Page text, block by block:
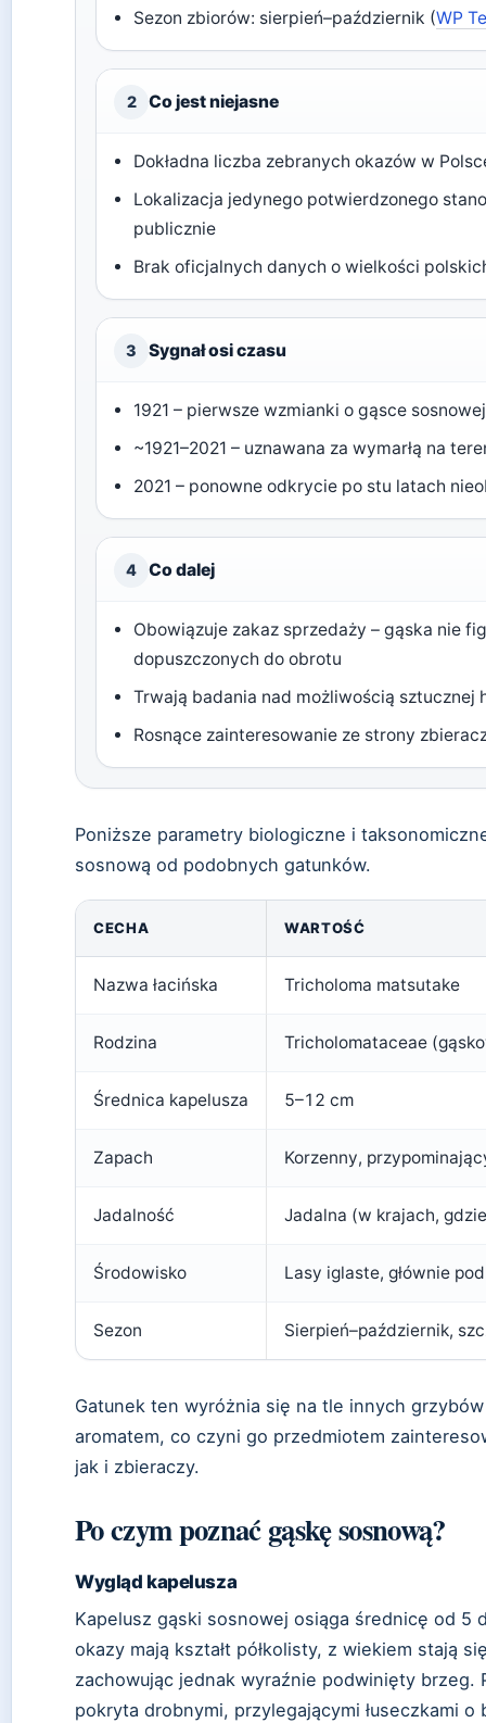
Sezon zbiorów: sierpień–październik (WP
2 Co jest niejasne
Dokładna liczba zebranych okazów w
Lokalizacja jedynego potwierdzonego
publicznie
Brak oficjalnych danych o wielkości
3 Sygnał osi czasu
1921 – pierwsze wzmianki o gąsce
~1921–2021 – uznawana za wymarłą na
2021 – ponowne odkrycie po stu latach
4 Co dalej
Obowiązuje zakaz sprzedaży – gąska nie
dopuszczonych do obrotu
Trwają badania nad możliwością sztucznej
Rosnące zainteresowanie ze strony
Poniższe parametry biologiczne i
sosnową od podobnych gatunków.
CECHA WARTOŚĆ
Nazwa łacińska Tricholoma matsutake
Rodzina Tricholomataceae
Średnica kapelusza 5–12 cm
Zapach Korzenny,
Jadalność Jadalna (w krajach,
Środowisko Lasy iglaste, głównie
Sezon Sierpień–październik,
Gatunek ten wyróżnia się na tle innych
aromatem, co czyni go przedmiotem
jak i zbieraczy.
Po czym poznać gąskę sosnową?
Wygląd kapelusza
Kapelusz gąski sosnowej osiąga średnicę od 5
okazy mają kształt półkolisty, z wiekiem stają
zachowując jednak wyraźnie podwinięty brzeg.
pokryta drobnymi, przylegającymi łuseczkami